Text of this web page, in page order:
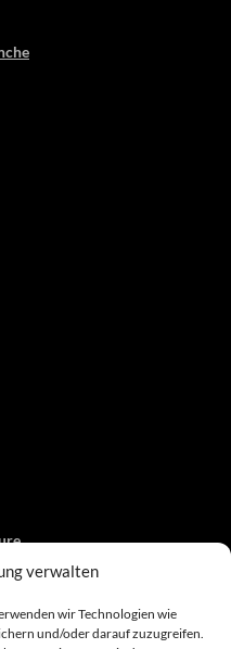
verwalten
wir Technologien wie
und/oder darauf zuzugreifen.
Proxy…